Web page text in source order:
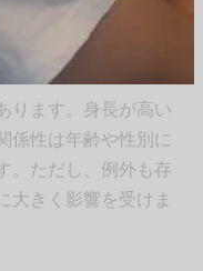
探る
ります。身長が高い
係性は年齢や性別に
。ただし、例外も存
大きく影響を受けま